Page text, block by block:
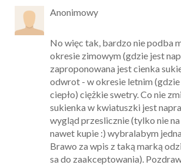
Anonimowy
No więc tak, bardzo nie podba
okresie zimowym (gdzie jest
zaproponowana jest cienka
odwrot - w okresie letnim
ciepło) ciężkie swetry. Co nie
sukienka w kwiatuszki jest
wygląd przeslicznie (tylko nie
nawet kupie :) wybralabym
Brawo za wpis z taką marką
sa do zaakceptowania).